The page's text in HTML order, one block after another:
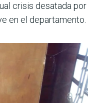
crisis desatada por
en el departamento.